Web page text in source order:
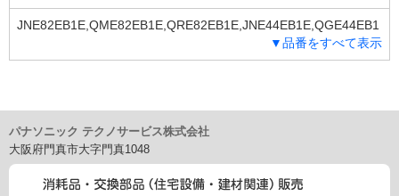
JNE82EB1E,QME82EB1E,QRE82EB1E,JNE44EB1E,QGE44EB1
E,QME44EB1E,QRE44EB1E,QSE44EB1E,QME44EB1EC,QGE4
4EB1ER,SUE39EB1E, QGE39EB1E
▼品番をすべて表示
パナソニック テクノサービス株式会社
大阪府門真市大字門真1048